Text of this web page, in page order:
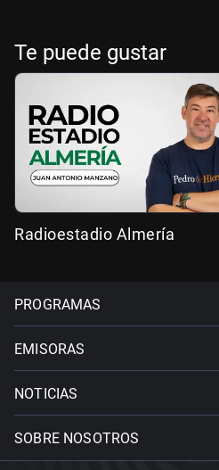
Te puede gustar
Radioestadio Almería
PROGRAMAS
EMISORAS
NOTICIAS
SOBRE NOSOTROS